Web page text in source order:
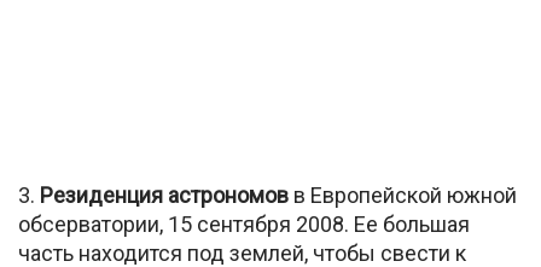
3. Резиденция астрономов в Европейской южной
обсерватории, 15 сентября 2008. Ее большая
часть находится под землей, чтобы свести к